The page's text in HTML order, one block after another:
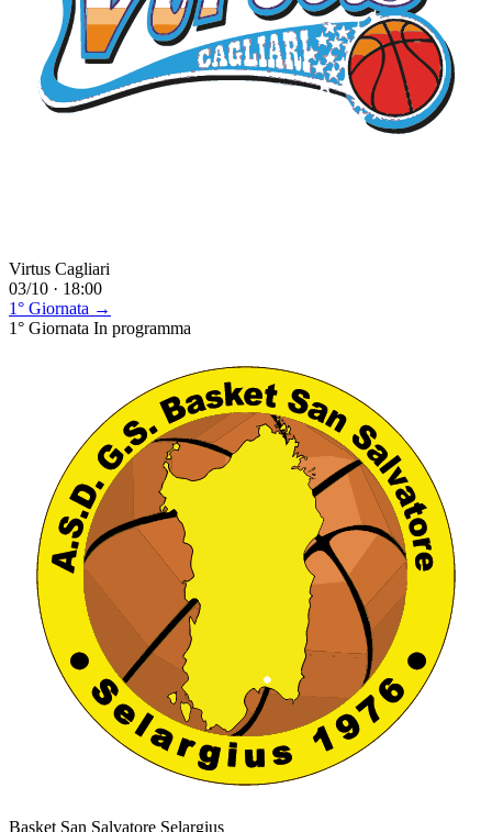
Virtus Cagliari
03/10 · 18:00
1° Giornata →
1° Giornata In programma
Basket San Salvatore Selargius